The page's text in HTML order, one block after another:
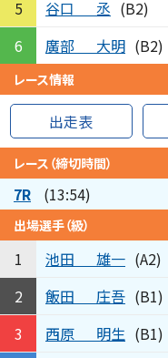
5 谷口 丞 (B2)
6
廣部 大明 (B2)
レース情報
出走表
レース（締切時間）
7R (13:54)
出場選手（級）
1 池田 雄一 (A2)
2
飯田 庄吾 (B1)
3
西原 明生 (B1)